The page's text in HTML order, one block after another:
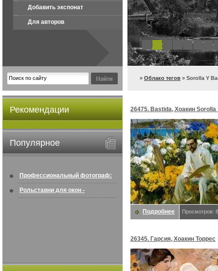
Добавить экспонат
Для авторов
» Облако тегов » Sorolla Y
Рекомендации
Популярное
Профессиональный фотограф:
искусство создавать снимки, ...
Рольставни для окон -
26475. Bastida, Хоакин Sorolla
Подробнее Просмотров:
26345. Гарсия, Хоакин Торрес